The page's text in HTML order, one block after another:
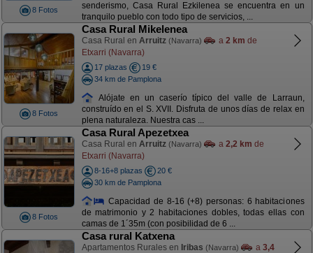
8 Fotos
senderismo, Casa Rural Ezkilenea se encuentra en un
tranquilo pueblo con todo tipo de servicios, ...
8 Fotos
Casa Rural Mikelenea
Casa Rural en Arruitz (Navarra) a 2 km de
Etxarri (Navarra)
17 plazas
19 €
34 km de Pamplona
Alójate en un caserío típico del valle de Larraun,
construído en el S. XVII. Disfruta de unos días de relax en
plena naturaleza. Nuestra cas ...
8 Fotos
Casa Rural Apezetxea
Casa Rural en Arruitz (Navarra) a 2,2 km de
Etxarri (Navarra)
8-16+8 plazas
20 €
30 km de Pamplona
Capacidad de 8-16 (+8) personas: 6 habitaciones
de matrimonio y 2 habitaciones dobles, todas ellas con
camas de 1´35m (con posibilidad de 6 ...
Casa rural Katxena
Apartamentos Rurales en Iribas (Navarra) a 3,4